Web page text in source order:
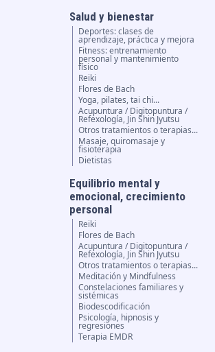
Salud y bienestar
Deportes: clases de
aprendizaje, práctica y mejora
Fitness: entrenamiento
personal y mantenimiento
físico
Reiki
Flores de Bach
Yoga, pilates, tai chi...
Acupuntura / Digitopuntura /
Refexología, Jin Shin Jyutsu
Otros tratamientos o terapias...
Masaje, quiromasaje y
fisioterapia
Dietistas
Equilibrio mental y
emocional, crecimiento
personal
Reiki
Flores de Bach
Acupuntura / Digitopuntura /
Refexología, Jin Shin Jyutsu
Otros tratamientos o terapias...
Meditación y Mindfulness
Constelaciones familiares y
sistémicas
Biodescodificación
Psicología, hipnosis y
regresiones
Terapia EMDR